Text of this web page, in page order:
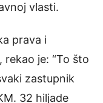
vlasti.
prava i
rekao je: “To što
zastupnik
32 hiljade